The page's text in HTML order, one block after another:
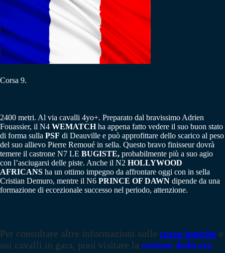
Corsa 9.
2400 metri. Al via cavalli 4yo+. Preparato dal bravissimo Adrien
Fouassier, il N4 WEMATCHha appena fatto vedere il suo buon stato
di forma sulla PSF di Deauville e può approfittare dello scarico al peso
del suo allievo Pierre Remoué in sella. Questo bravo finisseur dovrà
temere il castrone N7 LE BUGISTE, probabilmente più a suo agio
con l’asciugarsi delle piste. Anche il N2 HOLLYWOOD
AFRICANS ha un ottimo impegno da affrontare oggi con in sella
Cristian Demuro, mentre il N6 PRINCE OF DAWN dipende da una
formazione di eccezionale successo nel periodo, attenzione.
Per consultare altre informazioni sulle corse ippiche e
sui cavalli in gara, puoi visitare la sezione dedicata